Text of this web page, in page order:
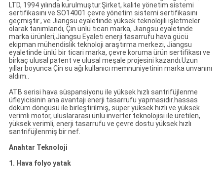
LTD, 1994 yılında kurulmuştur.Şirket, kalite yönetim sistemi
sertifikasını ve SO14001 çevre yönetim sistemi sertifikasını
geçmiştir., ve Jiangsu eyaletinde yüksek teknolojili işletmeler
olarak tanımlandı, Çin ünlü ticari marka, Jiangsu eyaletinde
marka ürünleri,Jiangsu Eyaleti enerji tasarrufu hava gücü
ekipman mühendislik teknoloji araştırma merkezi, Jiangsu
eyaletinde ünlü bir ticari marka, çevre koruma ürün sertifikası ve
birkaç ulusal patent ve ulusal meşale projesini kazandı.Uzun
yıllar boyunca Çin su ağı kullanıcı memnuniyetinin marka unvanını
aldım..
ATB serisi hava süspansiyonu ile yüksek hızlı santrifüjlenme
üfleyicisinin ana avantajı enerji tasarrufu yapmasıdır.hassas
döküm döngüsü ile birleştirilmiş, süper yüksek hızlı ve yüksek
verimli motor, uluslararası ünlü inverter teknolojisi ile üretilen,
yüksek verimli, enerji tasarrufu ve çevre dostu yüksek hızlı
santrifüjlenmiş bir nef.
Anahtar Teknoloji
1. Hava folyo yatak